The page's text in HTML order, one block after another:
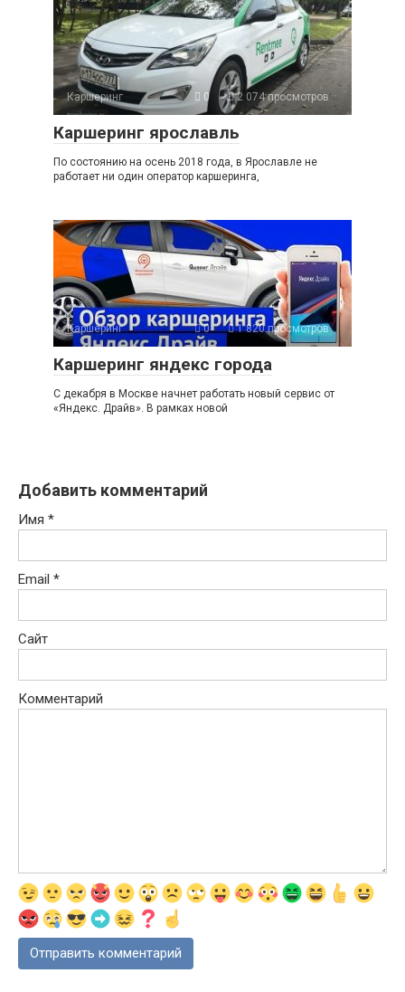
Каршеринг 0 2 074 просмотров
Каршеринг ярославль
По состоянию на осень 2018 года, в Ярославле не
работает ни один оператор каршеринга,
Каршеринг 0 1 820 просмотров
Каршеринг яндекс города
С декабря в Москве начнет работать новый сервис от
«Яндекс. Драйв». В рамках новой
Добавить комментарий
Имя *
Email *
Сайт
Комментарий